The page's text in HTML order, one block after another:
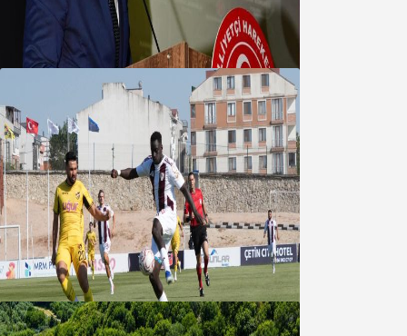
MHP’de Algül Dönemi başladı
09 Ağustos 2026
Bandırmaspor’dan 3 gollü başlangıç
08 Ağustos 2026